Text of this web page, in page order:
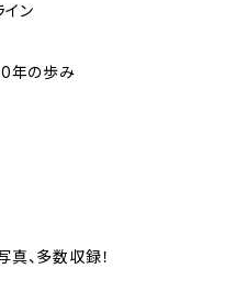
イン
年の歩み
、多数収録！